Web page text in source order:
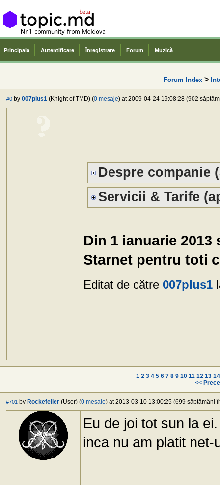
Principala Autentificare Înregistrare Forum Muzică
Forum Index >
#0 by 007plus1 (Knight of TMD) (0 mesaje) at 2009-04-24 19:08:28 (902
Despre companie
Servicii & Tarife
Din 1 ianuarie
Starnet pentru toti
Editat de către 007plus1
1 2 3 4 5 6 7 8 9 10 11 12 13 14
<<
#701 by Rockefeller (User) (0 mesaje) at 2013-03-10 13:00:25 (699 săptămâni
Eu de joi tot sun la
inca nu am platit